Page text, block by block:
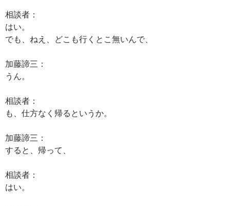
相談者：
はい。
でも、ねえ、どこも行くとこ無いんで、
加藤諦三：
うん。
相談者：
も、仕方なく帰るというか。
加藤諦三：
すると、帰って、
相談者：
はい。